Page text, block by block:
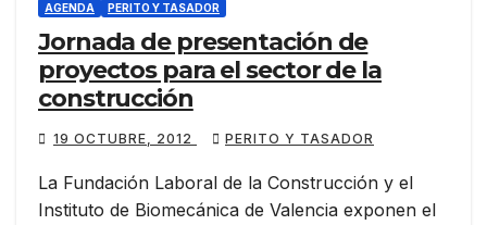
AGENDA PERITO Y TASADOR
Jornada de presentación de
proyectos para el sector de la
construcción
19 OCTUBRE, 2012 PERITO Y TASADOR
La Fundación Laboral de la Construcción y el
Instituto de Biomecánica de Valencia exponen el